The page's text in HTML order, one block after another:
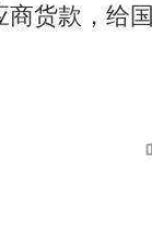
货款，给国